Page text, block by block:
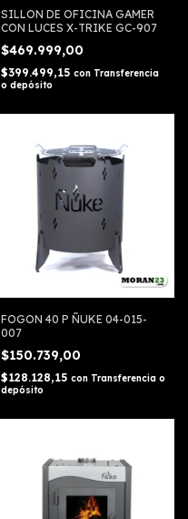
SILLON DE OFICINA GAMER
CON LUCES X-TRIKE GC-907
$469.999,00
$399.499,15 con Transferencia
o depósito
FOGON 40 P ÑUKE 04-015-
007
$150.739,00
$128.128,15 con Transferencia o
depósito